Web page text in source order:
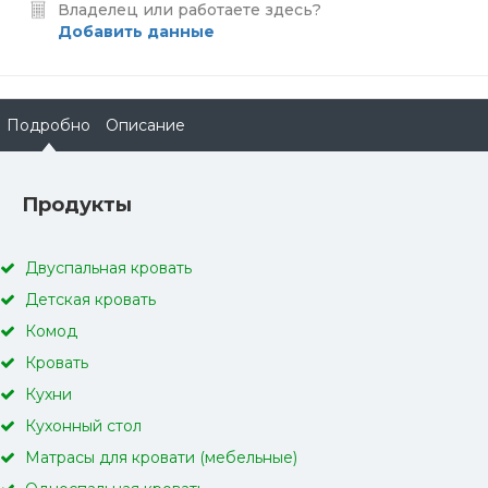
Владелец или работаете здесь?
Добавить данные
Подробно Описание
Продукты
Двуспальная кровать
Детская кровать
Комод
Кровать
Кухни
Кухонный стол
Матрасы для кровати (мебельные)